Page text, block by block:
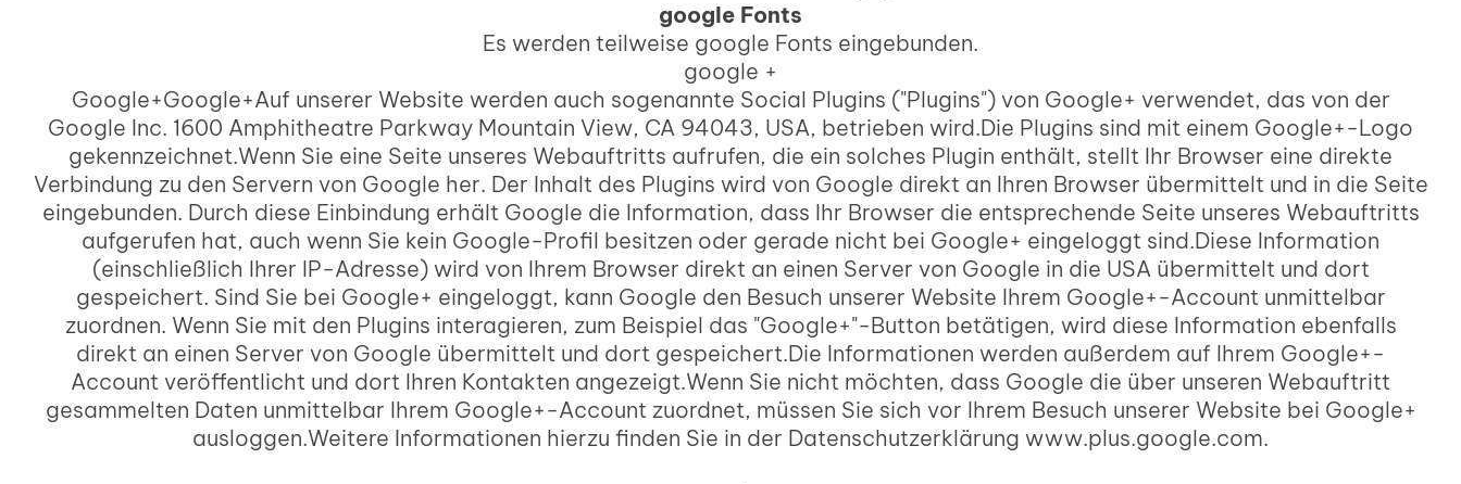
google Fonts
Es werden teilweise google Fonts eingebunden.
google +
Google+Google+Auf unserer Website werden auch sogenannte Social Plugins ("Plugins") von Google+ verwendet, das von der
Google Inc. 1600 Amphitheatre Parkway Mountain View, CA 94043, USA, betrieben wird.Die Plugins sind mit einem Google+-Logo
gekennzeichnet.Wenn Sie eine Seite unseres Webauftritts aufrufen, die ein solches Plugin enthält, stellt Ihr Browser eine direkte
Verbindung zu den Servern von Google her. Der Inhalt des Plugins wird von Google direkt an Ihren Browser übermittelt und in die Seite
eingebunden. Durch diese Einbindung erhält Google die Information, dass Ihr Browser die entsprechende Seite unseres Webauftritts
aufgerufen hat, auch wenn Sie kein Google-Profil besitzen oder gerade nicht bei Google+ eingeloggt sind.Diese Information
(einschließlich Ihrer IP-Adresse) wird von Ihrem Browser direkt an einen Server von Google in die USA übermittelt und dort
gespeichert. Sind Sie bei Google+ eingeloggt, kann Google den Besuch unserer Website Ihrem Google+-Account unmittelbar
zuordnen. Wenn Sie mit den Plugins interagieren, zum Beispiel das "Google+"-Button betätigen, wird diese Information ebenfalls
direkt an einen Server von Google übermittelt und dort gespeichert.Die Informationen werden außerdem auf Ihrem Google+-
Account veröffentlicht und dort Ihren Kontakten angezeigt.Wenn Sie nicht möchten, dass Google die über unseren Webauftritt
gesammelten Daten unmittelbar Ihrem Google+-Account zuordnet, müssen Sie sich vor Ihrem Besuch unserer Website bei Google+
ausloggen.Weitere Informationen hierzu finden Sie in der Datenschutzerklärung www.plus.google.com.